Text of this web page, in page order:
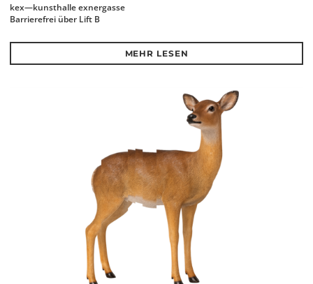
kex—kunsthalle exnergasse
Barrierefrei über Lift B
MEHR LESEN